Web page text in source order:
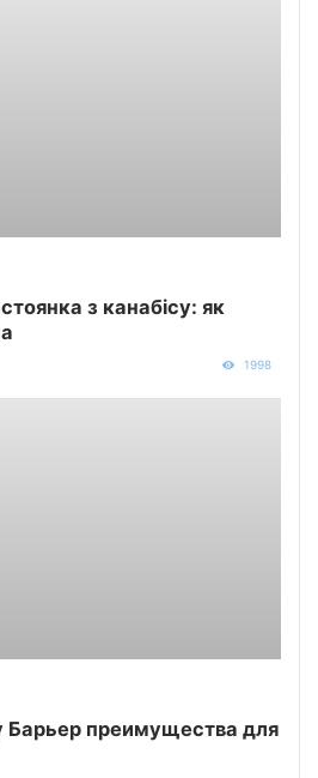
з канабісу: як
1998
Барьер преимущества для